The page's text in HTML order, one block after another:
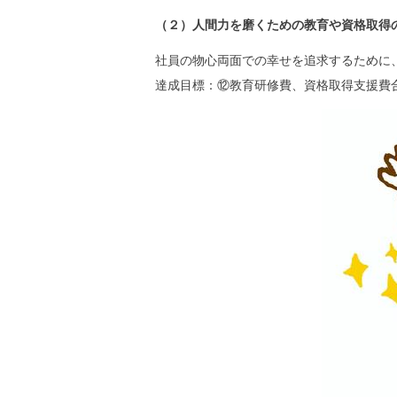
（２）人間力を磨くための教育や資格取得
社員の物心両面での幸せを追求するため
達成目標：⑫教育研修費、資格取得支援費